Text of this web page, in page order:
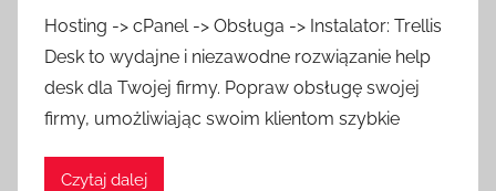
Hosting -> cPanel -> Obsługa -> Instalator: Trellis
Desk to wydajne i niezawodne rozwiązanie help
desk dla Twojej firmy. Popraw obsługę swojej
firmy, umożliwiając swoim klientom szybkie
Czytaj dalej